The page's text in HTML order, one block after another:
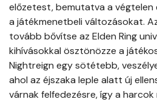
előzetest, bemutatva a végtelen
a játékmenetbeli változásokat.
tovább bővítse az Elden Ring
kihívásokkal ösztönözze a
Nightreign egy sötétebb,
ahol az éjszaka leple alatt új
várnak felfedezésre, így a